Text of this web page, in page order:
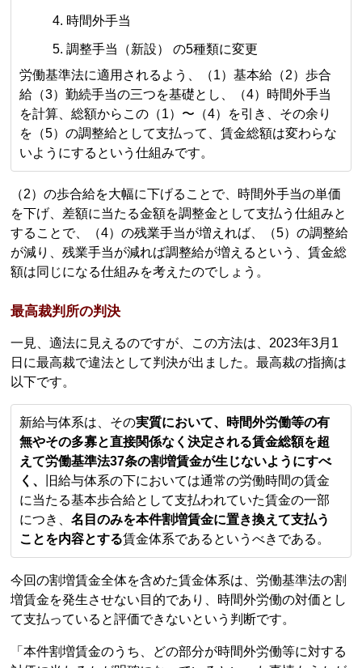
時間外手当
調整手当（新設） の5種類に変更
労働基準法に適用されるよう、（1）基本給（2）歩合
給（3）勤続手当の三つを基礎とし、（4）時間外手当
を計算、総額からこの（1）〜（4）を引き、その余り
を（5）の調整給として支払って、賃金総額は変わらな
いようにするという仕組みです。
（2）の歩合給を大幅に下げることで、時間外手当の単価
を下げ、差額に当たる金額を調整金として支払う仕組みと
することで、（4）の残業手当が増えれば、（5）の調整給
が減り、残業手当が減れば調整給が増えるという、賃金総
額は同じになる仕組みを考えたのでしょう。
最高裁判所の判決
一見、適法に見えるのですが、この方法は、2023年3月1
日に最高裁で違法として判決が出ました。最高裁の指摘は
以下です。
新給与体系は、その実質において、時間外労働等の有
無やその多寡と直接関係なく決定される賃金総額を超
えて労働基準法37条の割増賃金が生じないようにすべ
く、
旧給与体系の下においては通常の労働時間の賃金
に当たる基本歩合給として支払われていた賃金の一部
につき、名目のみを本件割増賃金に置き換えて支払う
ことを内容とする賃金体系であるというべきである。
今回の割増賃金全体を含めた賃金体系は、労働基準法の割
増賃金を発生させない目的であり、時間外労働の対価とし
て支払っていると評価できないという判断です。
「本件割増賃金のうち、どの部分が時間外労働等に対する